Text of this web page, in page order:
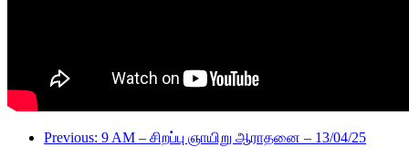
Previous: 9 AM – சிறப்பு ஞாயிறு ஆராதனை – 13/04/25